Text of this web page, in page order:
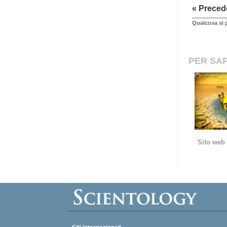
«
Qualcosa si
PER
Sito